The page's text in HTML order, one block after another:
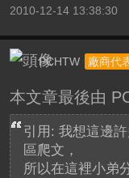
2010-12-14 13:38:30
PCHTW 廠商代
本文章最後由
引用: 我想這邊
區爬文，
所以在這裡小弟